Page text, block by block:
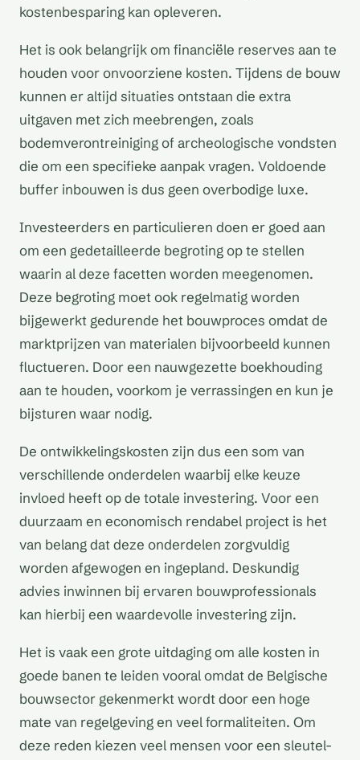
kostenbesparing kan opleveren.
Het is ook belangrijk om financiële reserves aan te
houden voor onvoorziene kosten. Tijdens de bouw
kunnen er altijd situaties ontstaan die extra
uitgaven met zich meebrengen, zoals
bodemverontreiniging of archeologische vondsten
die om een specifieke aanpak vragen. Voldoende
buffer inbouwen is dus geen overbodige luxe.
Investeerders en particulieren doen er goed aan
om een gedetailleerde begroting op te stellen
waarin al deze facetten worden meegenomen.
Deze begroting moet ook regelmatig worden
bijgewerkt gedurende het bouwproces omdat de
marktprijzen van materialen bijvoorbeeld kunnen
fluctueren. Door een nauwgezette boekhouding
aan te houden, voorkom je verrassingen en kun je
bijsturen waar nodig.
De ontwikkelingskosten zijn dus een som van
verschillende onderdelen waarbij elke keuze
invloed heeft op de totale investering. Voor een
duurzaam en economisch rendabel project is het
van belang dat deze onderdelen zorgvuldig
worden afgewogen en ingepland. Deskundig
advies inwinnen bij ervaren bouwprofessionals
kan hierbij een waardevolle investering zijn.
Het is vaak een grote uitdaging om alle kosten in
goede banen te leiden vooral omdat de Belgische
bouwsector gekenmerkt wordt door een hoge
mate van regelgeving en veel formaliteiten. Om
deze reden kiezen veel mensen voor een sleutel-